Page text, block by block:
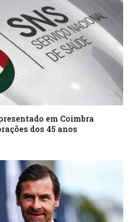
em Coimbra
dos 45 anos